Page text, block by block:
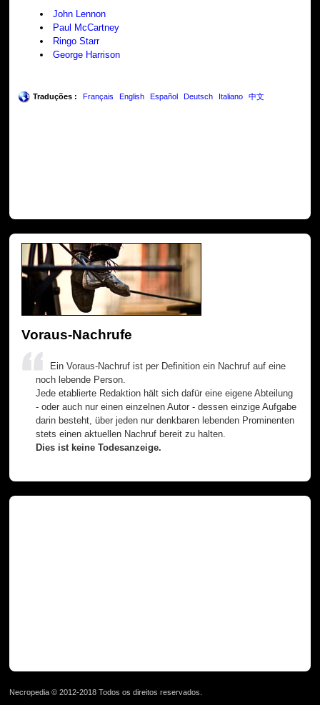
John Lennon
Paul McCartney
Ringo Starr
George Harrison
Traduções : Français English Español Deutsch Italiano 中文
Voraus-Nachrufe
Ein Voraus-Nachruf ist per Definition ein Nachruf auf eine
noch lebende Person.
Jede etablierte Redaktion hält sich dafür eine eigene Abteilung
- oder auch nur einen einzelnen Autor - dessen einzige Aufgabe
darin besteht, über jeden nur denkbaren lebenden Prominenten
stets einen aktuellen Nachruf bereit zu halten.
Dies ist keine Todesanzeige.
Necropedia © 2012-2018 Todos os direitos reservados.